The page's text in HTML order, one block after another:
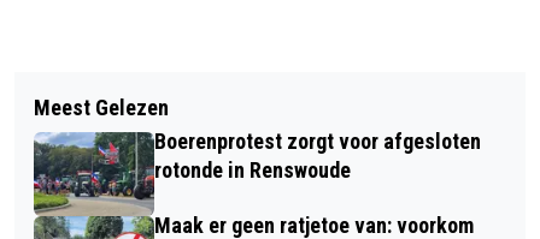
PREMIÈRE VAN HOLLY BROOD IN 40-
45 DE MUSICAL
TWEE GELDERSE FINALISTEN NAAR
TOPCOACH VAN HET JAAR-
VERKIEZING
Meest Gelezen
Boerenprotest zorgt voor afgesloten
rotonde in Renswoude
Maak er geen ratjetoe van: voorkom